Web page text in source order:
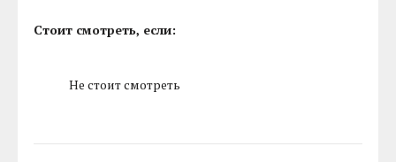
Стоит смотреть, если:
Не стоит смотреть